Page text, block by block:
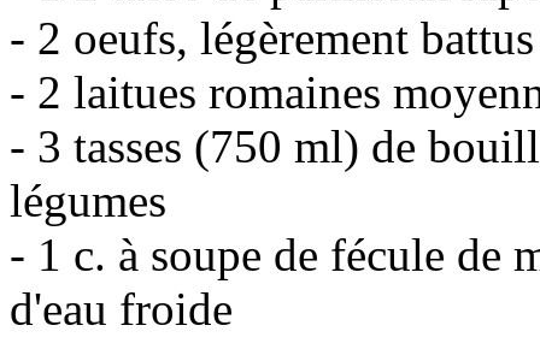
- 2 oeufs, légèrement battus
- 2 laitues romaines
- 3 tasses (750 ml) de
légumes
- 1 c. à soupe de fécule de
d'eau froide